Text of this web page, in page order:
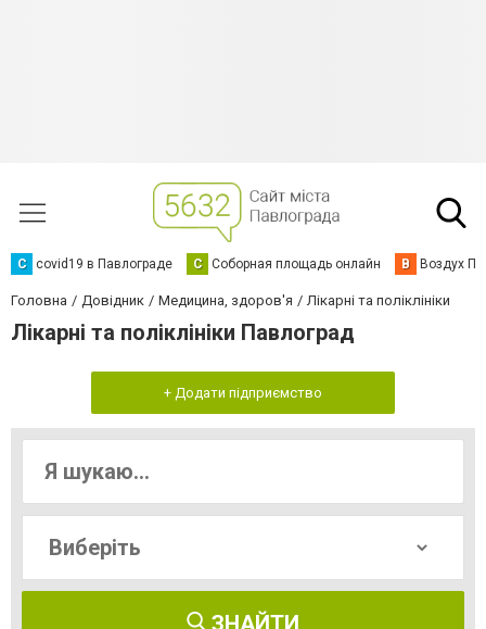
C covid19 в Павлограде С Соборная площадь онлайн В Воздух
Головна Довідник Медицина, здоров'я Лікарні та поліклініки
Лікарні та поліклініки Павлоград
+ Додати підприємство
ЗНАЙТИ